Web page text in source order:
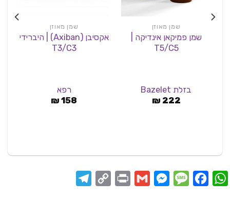
שמן מאוזן
שמן פמיקאן אינדיקה |
T5/C5
בזלת Bazelet
222
₪
שמן מאוזן
אקסיבן (Axiban) | היברידי
T3/C3
רפא
158
₪
WhatsApp
Facebook
Message
Messenger
Gmail
Print
Copy
Telegram